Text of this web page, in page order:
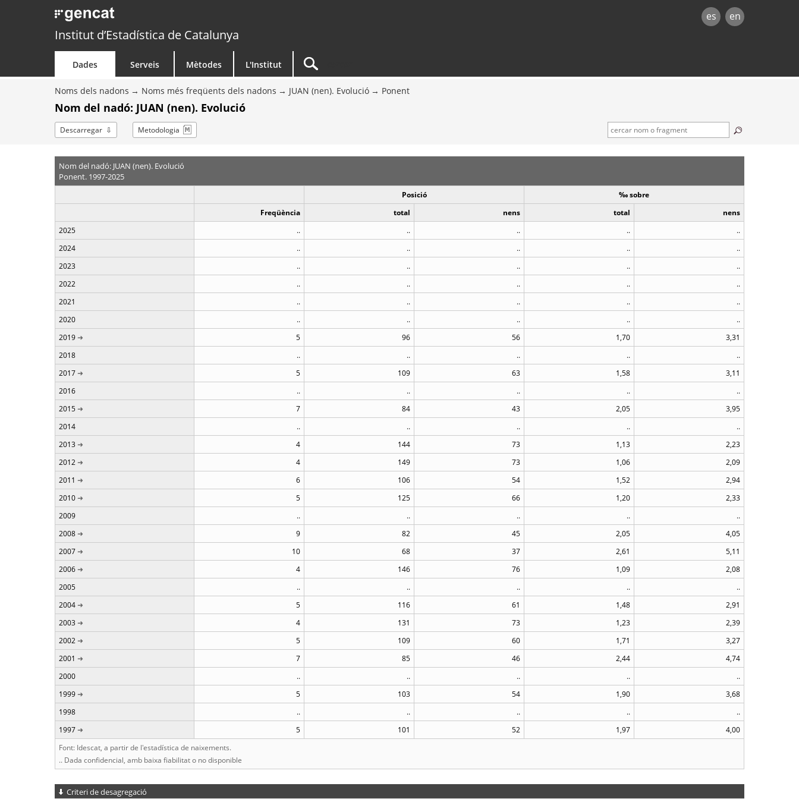
es en
Institut d’Estadística de Catalunya
Dades Serveis Mètodes L'Institut
Noms dels nadons Noms més freqüents dels nadons JUAN (nen). Evolució Ponent
Nom del nadó: JUAN (nen). Evolució
Descarregar Metodologia
Nom del nadó: JUAN (nen). Evolució
Ponent. 1997-2025
Posició
‰ sobre
Freqüència
total nens total
nens
2025
.. .. .. ..
..
2024
.. .. .. ..
..
2023
.. .. .. ..
..
2022
.. .. .. ..
..
2021
.. .. .. ..
..
2020
.. .. .. ..
..
2019
5 96 56 1,70
3,31
2018
.. .. .. ..
..
2017
5 109 63 1,58
3,11
2016
.. .. .. ..
..
2015
7 84 43 2,05
3,95
2014
.. .. .. ..
..
2013
4 144 73 1,13
2,23
2012
4 149 73 1,06
2,09
2011
6 106 54 1,52
2,94
2010
5 125 66 1,20
2,33
2009
.. .. .. ..
..
2008
9 82 45 2,05
4,05
2007
10 68 37 2,61
5,11
2006
4 146 76 1,09
2,08
2005
.. .. .. ..
..
2004
5 116 61 1,48
2,91
2003
4 131 73 1,23
2,39
2002
5 109 60 1,71
3,27
2001
7 85 46 2,44
4,74
2000
.. .. .. ..
..
1999
5 103 54 1,90
3,68
1998
.. .. .. ..
..
1997
5 101 52 1,97
4,00
Font: Idescat, a partir de l'estadística de naixements.
.. Dada confidencial, amb baixa fiabilitat o no disponible
Criteri de desagregació